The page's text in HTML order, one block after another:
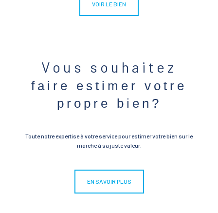
VOIR LE BIEN
Vous souhaitez
faire estimer votre
propre bien?
Toute notre expertise à votre service pour estimer votre bien sur le
marché à sa juste valeur.
EN SAVOIR PLUS